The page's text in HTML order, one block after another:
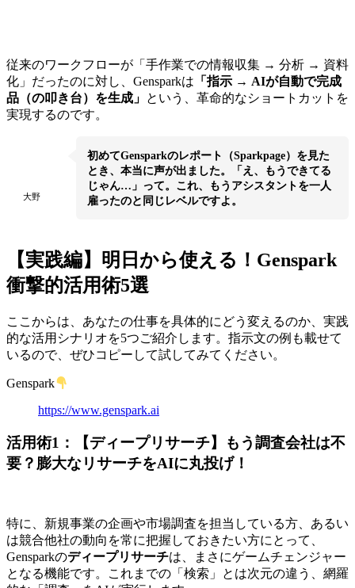
従来のワークフローが「手作業での情報収集 → 分析 → 資料
化」だったのに対し、Gensparkは 「指示 → AIが自動で完成
品（の叩き台）を生成」 という、革命的なショートカットを
実現するのです。
大野
初めてGensparkのレポート（Sparkpage）を見た
とき、本当に声が出ました。「え、もうできてる
じゃん…」って。これ、もうアシスタントを一人
雇ったのと同じレベルですよ。
【実践編】明日から使える！Genspark
衝撃的活用術5選
ここからは、あなたの仕事を具体的にどう変えるのか、実践
的な活用シナリオを5つご紹介します。指示文の例も載せて
いるので、ぜひコピーして試してみてください。
Genspark
https://www.genspark.ai
活用術1：【ディープリサーチ】もう調査会社は不
要？膨大なリサーチをAIに丸投げ！
特に、新規事業の企画や市場調査を担当している方、あるい
は競合他社の動向を常に把握しておきたい方にとって、
Gensparkのディープリサーチは、まさにゲームチェンジャー
となる機能です。これまでの「検索」とは次元の違う、網羅